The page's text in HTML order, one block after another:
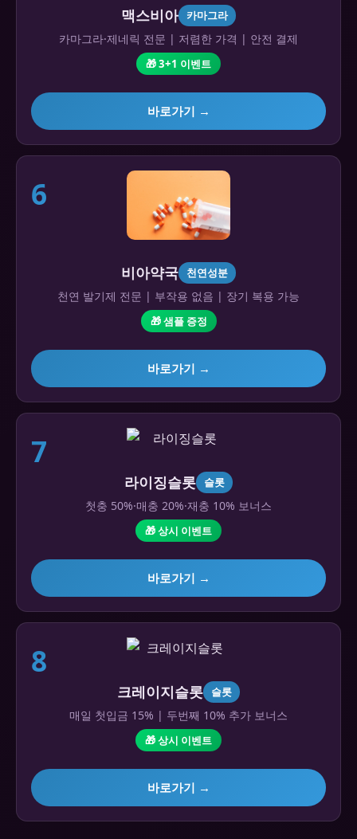
맥스비아 카마그라
카마그라·제네릭 전문 | 저렴한 가격 | 안전 결제
🎁 3+1 이벤트
바로가기 →
6
비아약국 천연성분
천연 발기제 전문 | 부작용 없음 | 장기 복용 가능
🎁 샘플 증정
바로가기 →
7
라이징슬롯 슬롯
첫충 50%·매충 20%·재충 10% 보너스
🎁 상시 이벤트
바로가기 →
8
크레이지슬롯 슬롯
매일 첫입금 15% | 두번째 10% 추가 보너스
🎁 상시 이벤트
바로가기 →